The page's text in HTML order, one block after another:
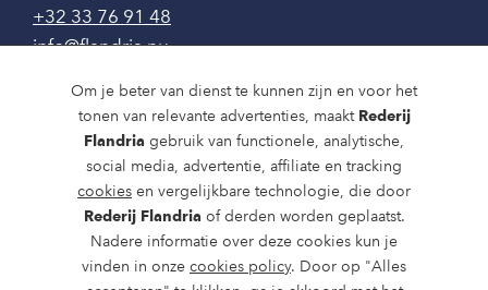
Om je beter van dienst te kunnen zijn en voor het
tonen van relevante advertenties, maakt Rederij
Flandria gebruik van functionele, analytische,
social media, advertentie, affiliate en tracking
cookies en vergelijkbare technologie, die door
Rederij Flandria of derden worden geplaatst.
Nadere informatie over deze cookies kun je
vinden in onze cookies policy. Door op "Alles
+32 33 76 91 48
info@flandria.nu
Contact
Vaaragenda
Rondvaarten en dagtochten
Nieuws
Over ons